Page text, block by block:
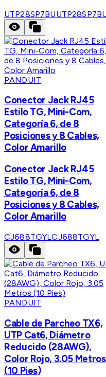
UTP28SP7BU
PANDUIT
Conector Jack RJ45
Estilo TG, Mini-Com,
Categoría 6, de 8
Posiciones y 8 Cables,
Color Amarillo
Conector Jack RJ45
Estilo TG, Mini-Com,
Categoría 6, de 8
Posiciones y 8 Cables,
Color Amarillo
CJ688TGYLCJ688TGYL
PANDUIT
Cable de Parcheo TX6,
UTP Cat6, Diámetro
Reducido (28AWG),
Color Rojo, 3.05 Metros
(10 Pies)